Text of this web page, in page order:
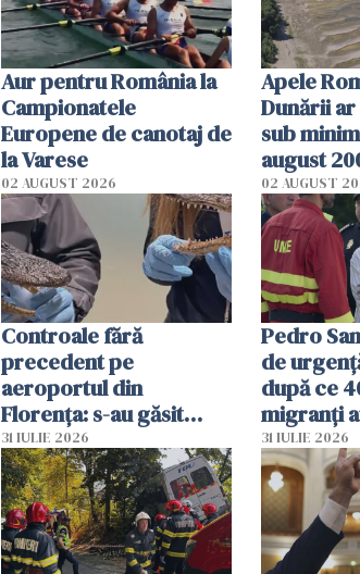
Aur pentru România la
Campionatele
Europene de canotaj de
la Varese
02 AUGUST 2026
Apele
Dunării
sub
august
02 AUGUST
Controale fără
precedent pe
aeroportul din
Florența: s-au găsit
capete de aligator și o
sumă imensă de bani
31 IULIE 2026
Pedro
de
după ce
migranți
teritoriul
mobiliza
31 IULIE 2026